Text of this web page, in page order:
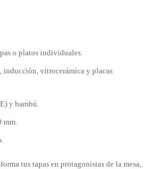
o platos individuales.
inducción, vitrocerámica y placas
y bambú.
tus tapas en protagonistas de la mesa,